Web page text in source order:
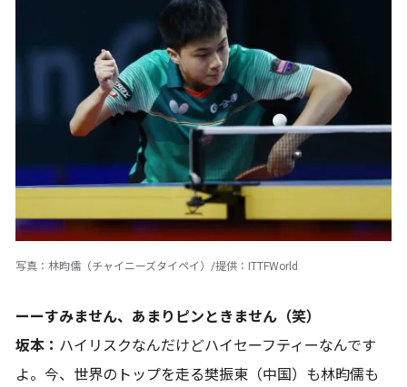
写真：林昀儒（チャイニーズタイペイ）/提供：ITTFWorld
ーーすみません、あまりピンときません（笑）
坂本： ハイリスクなんだけどハイセーフティーなんです
よ。今、世界のトップを走る樊振東（中国）も林昀儒も